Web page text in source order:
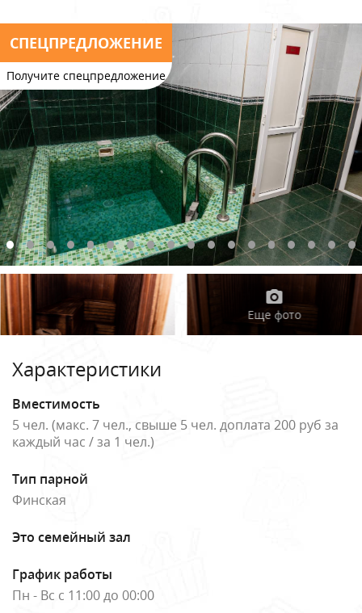
СПЕЦПРЕДЛОЖЕНИЕ
Получите спецпредложение
Еще фото
Характеристики
Вместимость
5 чел. (макс. 7 чел., свыше 5 чел. доплата 200 руб за
каждый час / за 1 чел.)
Тип парной
Финская
Это семейный зал
График работы
Пн - Вс с 11:00 до 00:00